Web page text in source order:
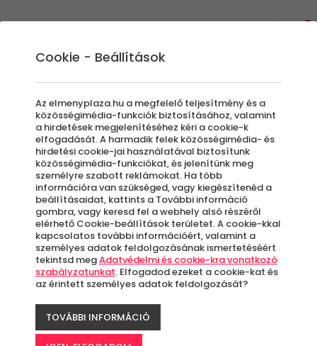
Motorozás és motoros
élményprogramok
Legyen szó egy kis kirándulásról, túráról, vagy
akár egy vezetéstechnikai tréningről, amit
szívből ajándékoznál szerettednek, ebben az
élmény kategóriában mindent megtalálsz a
kétkerekűek szerelmesei számára.
Szűrők beállítása
Élmények
Cookie - Beállítások
Az elmenyplaza.hu a megfelelő teljesítmény és a
közösségimédia-funkciók biztosításához, valamint
a hirdetések megjelenítéséhez kéri a cookie-k
elfogadását. A harmadik felek közösségimédia- és
hirdetési cookie-jai használatával biztosítunk
közösségimédia-funkciókat, és jelenítünk meg
személyre szabott reklámokat. Ha több
információra van szükséged, vagy kiegészítenéd a
beállításaidat, kattints a További információ
gombra, vagy keresd fel a webhely alsó részéről
elérhető Cookie-beállítások területet. A cookie-kkal
kapcsolatos további információért, valamint a
személyes adatok feldolgozásának ismertetéséért
tekintsd megAdatvédelmi és cookie-kra vonatkozó
szabályzatunkat. Elfogadod ezeket a cookie-kat és
az érintett személyes adatok feldolgozását?
TOVÁBBI INFORMÁCIÓ